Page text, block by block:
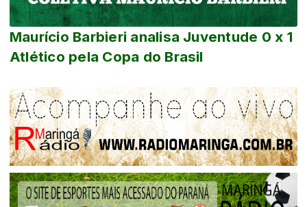
Maurício Barbieri analisa Juventude 0 x 1
Atlético pela Copa do Brasil